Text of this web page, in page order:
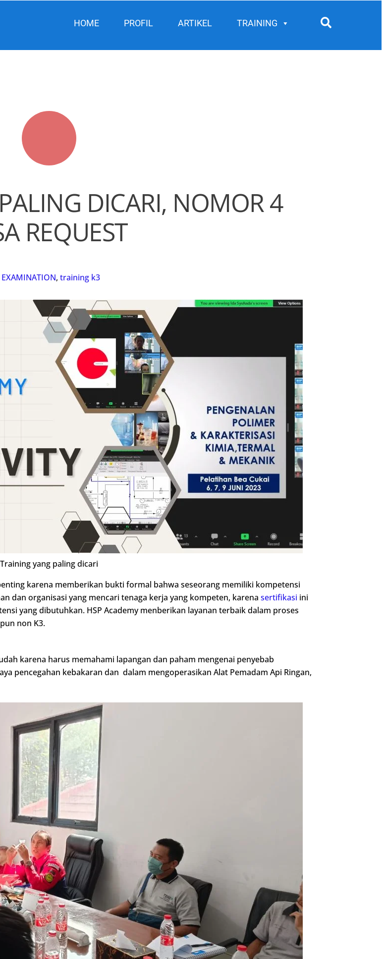
HOME PROFIL ARTIKEL TRAINING
DICARI, NOMOR 4
REQUEST
EXAMINATION, training k3
Training yang paling dicari
karena memberikan bukti formal bahwa seseorang memiliki kompetensi
dan organisasi yang mencari tenaga kerja yang kompeten, karena sertifikasi ini
yang dibutuhkan. HSP Academy menberikan layanan terbaik dalam proses
non K3.
karena harus memahami lapangan dan paham mengenai penyebab
pencegahan kebakaran dan dalam mengoperasikan Alat Pemadam Api Ringan,